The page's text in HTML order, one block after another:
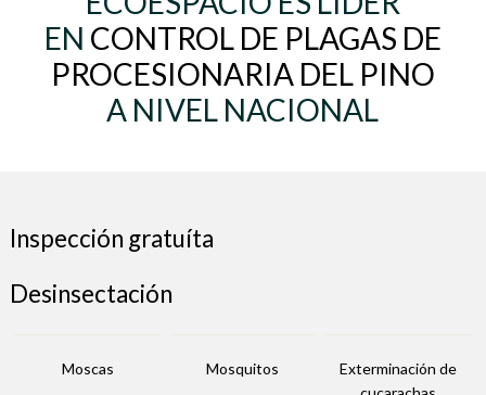
EN CONTROL DE PLAGAS DE
PROCESIONARIA DEL PINO
A NIVEL NACIONAL
Inspección gratuíta
Desinsectación
Moscas Mosquitos
Exterminación de